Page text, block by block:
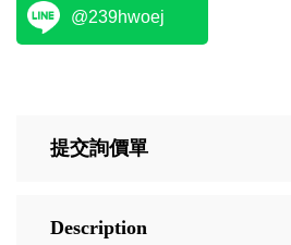
@239hwoej
提交詢價單
Description